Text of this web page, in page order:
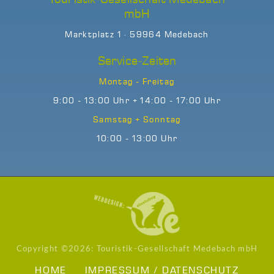
mbH
Marktplatz 1 · 59964 Medebach
Service-Zeiten
Montag - Freitag
9:00 - 13:00 Uhr + 14:00 - 17:00 Uhr
Samstag + Sonntag
10:00 - 13:00 Uhr
Copyright ©2026: Touristik-Gesellschaft Medebach mbH
HOME IMPRESSUM / DATENSCHUTZ